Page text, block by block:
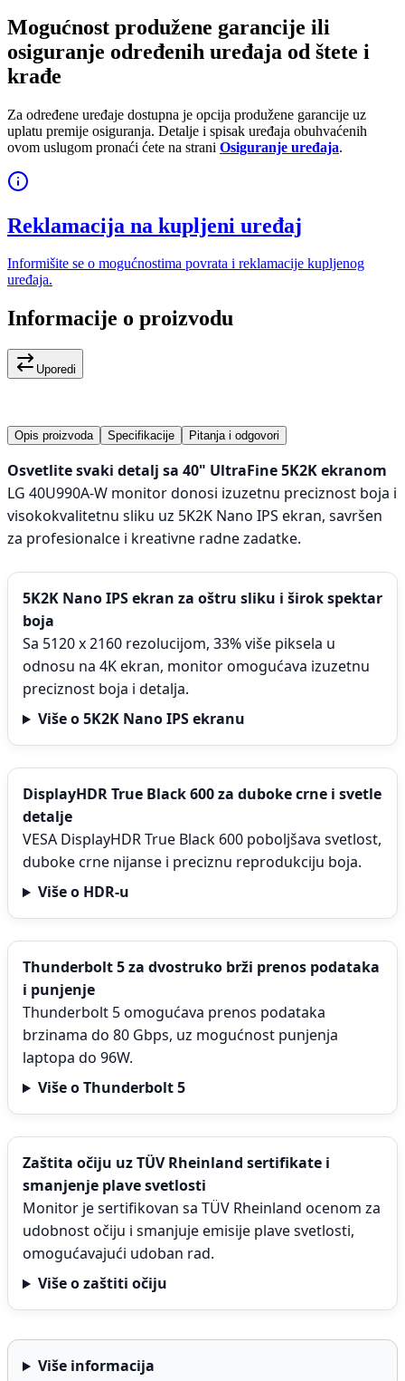
Mogućnost produžene garancije ili
osiguranje određenih uređaja od štete i
krađe
Za određene uređaje dostupna je opcija produžene garancije uz
uplatu premije osiguranja. Detalje i spisak uređaja obuhvaćenih
ovom uslugom pronaći ćete na strani Osiguranje uređaja.
Reklamacija na kupljeni uređaj
Informišite se o mogućnostima povrata i reklamacije kupljenog
uređaja.
Informacije o proizvodu
Uporedi
Opis proizvoda Specifikacije Pitanja i odgovori
Osvetlite svaki detalj sa 40" UltraFine 5K2K ekranom
LG 40U990A-W monitor donosi izuzetnu preciznost boja i
visokokvalitetnu sliku uz 5K2K Nano IPS ekran, savršen
za profesionalce i kreativne radne zadatke.
5K2K Nano IPS ekran za oštru sliku i širok spektar
boja
Sa 5120 x 2160 rezolucijom, 33% više piksela u
odnosu na 4K ekran, monitor omogućava izuzetnu
preciznost boja i detalja.
Više o 5K2K Nano IPS ekranu
DisplayHDR True Black 600 za duboke crne i svetle
detalje
VESA DisplayHDR True Black 600 poboljšava svetlost,
duboke crne nijanse i preciznu reprodukciju boja.
Više o HDR-u
Thunderbolt 5 za dvostruko brži prenos podataka
i punjenje
Thunderbolt 5 omogućava prenos podataka
brzinama do 80 Gbps, uz mogućnost punjenja
laptopa do 96W.
Više o Thunderbolt 5
Zaštita očiju uz TÜV Rheinland sertifikate i
smanjenje plave svetlosti
Monitor je sertifikovan sa TÜV Rheinland ocenom za
udobnost očiju i smanjuje emisije plave svetlosti,
omogućavajući udoban rad.
Više o zaštiti očiju
Više informacija